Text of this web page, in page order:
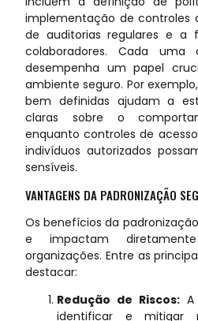
implementação de controles
de auditorias regulares e a
colaboradores. Cada uma
desempenha um papel
ambiente seguro. Por
bem definidas ajudam a
claras sobre o
enquanto controles de
indivíduos autorizados
sensíveis.
VANTAGENS DA PADRONIZAÇÃO
Os benefícios da
e impactam
organizações. Entre as
destacar:
Redução de Riscos:A
identificar e mitigar